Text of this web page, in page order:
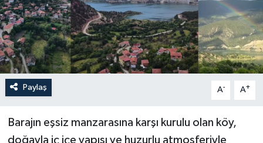
Paylaş A- A+
Barajın eşsiz manzarasına karşı kurulu olan köy,
doğayla iç içe yapısı ve huzurlu atmosferiyle